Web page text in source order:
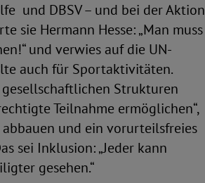
und DBSV – und bei der Aktion
sie Hermann Hesse: „Man muss
und verwies auf die UN-
auch für Sportaktivitäten.
Strukturen
Teilnahme ermöglichen“,
und ein vorurteilsfreies
sei Inklusion: „Jeder kann
gesehen.“